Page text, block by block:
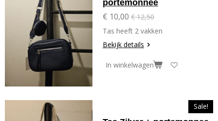
portemonnee
€ 10,00 € 12,50
Tas heeft 2 vakken
Bekijk details
In winkelwagen
Sale!